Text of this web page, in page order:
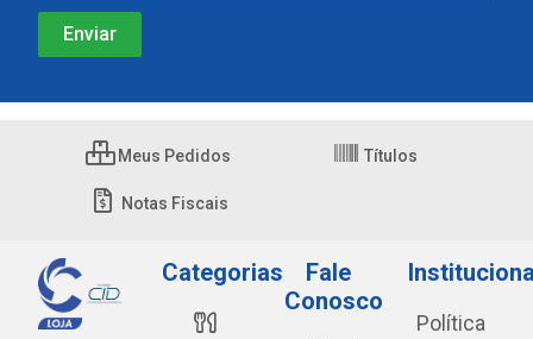
Meus Pedidos Títulos
Notas Fiscais
Categorias
Fale
Conosco
Política